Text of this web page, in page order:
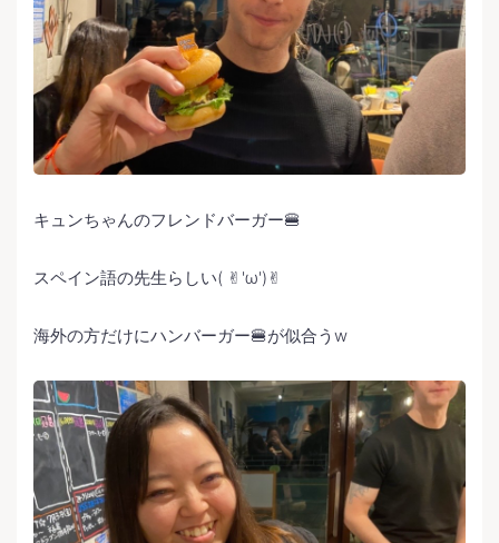
キュンちゃんのフレンドバーガー🍔
スペイン語の先生らしい( ✌︎'ω')✌︎
海外の方だけにハンバーガー🍔が似合うw